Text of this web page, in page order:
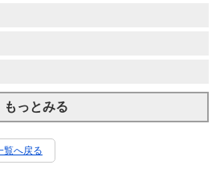
もっとみる
覧へ戻る